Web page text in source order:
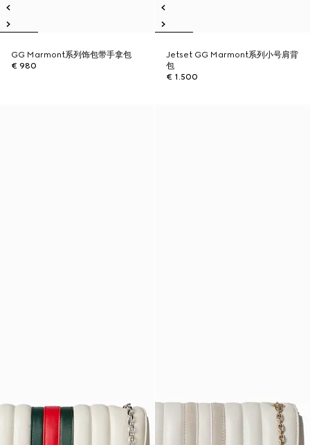
GG Marmont系列饰包带手拿包
€ 980
Jetset GG Marmont系列小号肩背
包
€ 1.500